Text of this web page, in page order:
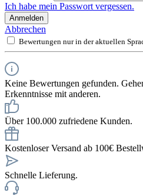
Ich habe mein Passwort vergessen.
Anmelden
Abbrechen
Bewertungen nur in der aktuellen
Keine Bewertungen gefunden.
Erkenntnisse mit anderen.
Über 100.000 zufriedene Kunden.
Kostenloser Versand ab 100€
Schnelle Lieferung.